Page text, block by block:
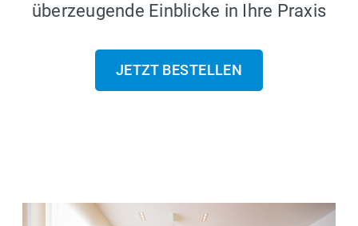
überzeugende Einblicke in Ihre Praxis
JETZT BESTELLEN